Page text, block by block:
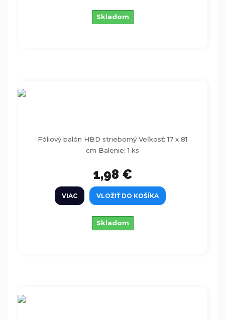
Skladom
Fóliový balón HBD strieborný Veľkosť: 17 x 81
cm Balenie: 1 ks
1,98 €
VIAC VLOŽIŤ DO KOŠÍKA
Skladom